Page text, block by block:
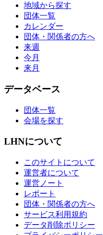
地域から探す
団体一覧
カレンダー
団体・関係者の方へ
来週
今月
来月
データベース
団体一覧
会場を探す
LHNについて
このサイトについて
運営者について
運営ノート
レポート
団体・関係者の方へ
サービス利用規約
データ削除ポリシー